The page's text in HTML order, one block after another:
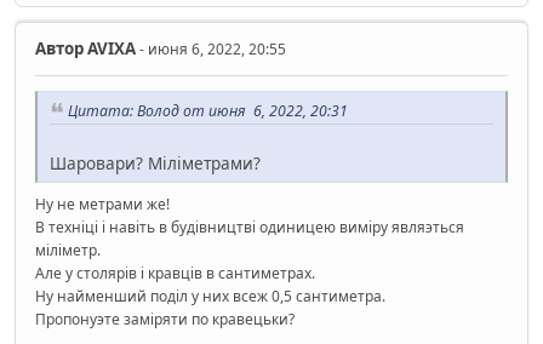
АвторAVIXA- июня 6, 2022, 20:55
Цитата: Волод от июня 6, 2022, 20:31
Шаровари? Міліметрами?
Ну не метрами же!
В технiцi i навiть в будiвництвi одиницею вимiру являэться
мiлiметр.
Але у столярiв i кравцiв в сантиметрах.
Ну найменший подiл у них всеж 0,5 сантиметра.
Пропонуэте замiряти по кравецьки?